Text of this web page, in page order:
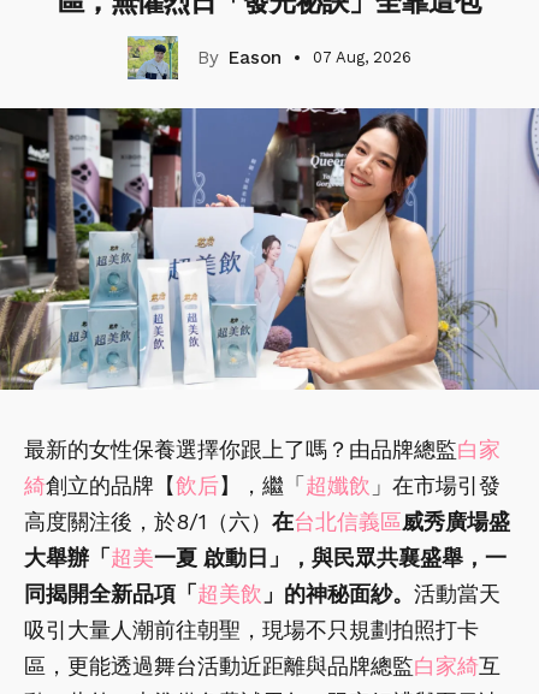
Eason 07 Aug, 2026
最新的女性保養選擇你跟上了嗎？由品牌總監白家
綺創立的品牌【飲后】，繼「 超孅飲 」在市場引發
高度關注後，於8/1（六） 在台北信義區威秀廣場盛
大舉辦「 超美一夏 啟動日」，與民眾共襄盛舉，一
同揭開全新品項「 超美飲 」的神秘面紗。 活動當天
吸引大量人潮前往朝聖，現場不只規劃拍照打卡
區，更能透過舞台活動近距離與品牌總監白家綺互